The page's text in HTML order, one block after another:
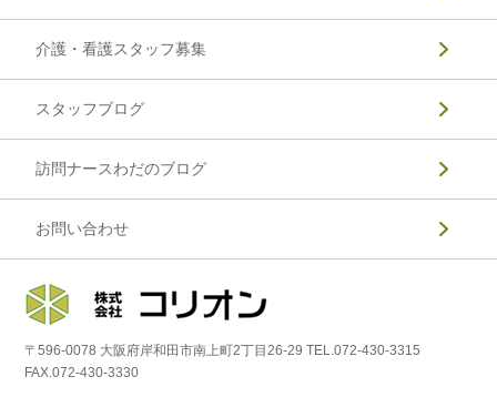
介護・看護スタッフ募集
スタッフブログ
訪問ナースわだのブログ
お問い合わせ
〒596-0078 大阪府岸和田市南上町2丁目26-29 TEL.072-430-3315
FAX.072-430-3330